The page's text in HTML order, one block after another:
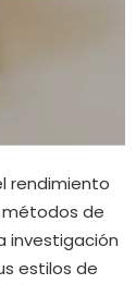
rendimiento
de
investigación
estilos de